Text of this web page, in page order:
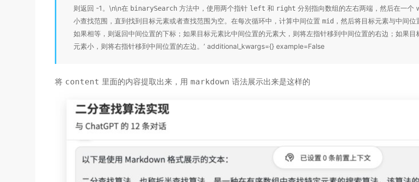
则返回 -1。\n\n在 binarySearch 方法中，使用两个指针 left 和 right 分别指向数组的左右两端，然后在一个
小查找范围，直到找到目标元素或者查找范围为空。在每次循环中，计算中间位置 mid ，然后将目标元素与中间位
如果相等，则返回中间位置的下标；如果目标元素比中间位置的元素大，则将左指针移到中间位置的右边；如果目
元素小，则将右指针移到中间位置的左边。’ additional_kwargs={} example=False
将 content 里面的内容提取出来，用 markdown 语法展示出来是这样的